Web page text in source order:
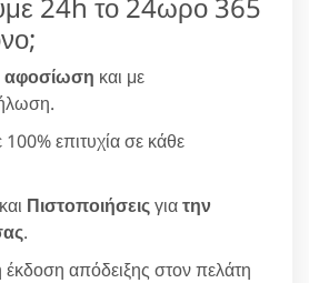
αφοσίωση και με
100% επιτυχία σε κάθε
Πιστοποιήσειςγιατην
.
έκδοση απόδειξης στον πελάτη